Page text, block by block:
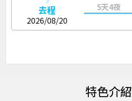
去程
2026/08/20
5天4夜
特色介紹